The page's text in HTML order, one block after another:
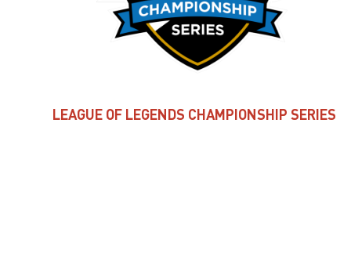
LEAGUE OF LEGENDS CHAMPIONSHIP SERIES